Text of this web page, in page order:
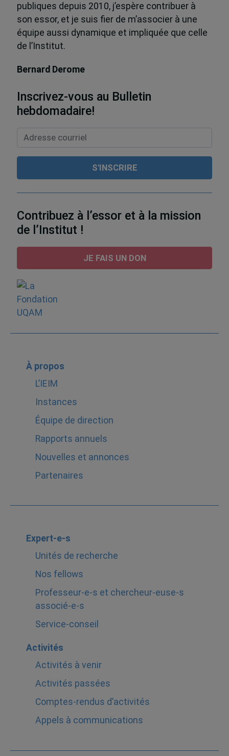
publiques depuis 2010, j’espère contribuer à
son essor, et je suis fier de m’associer à une
équipe aussi dynamique et impliquée que celle
de l’Institut.
Bernard Derome
Inscrivez-vous au Bulletin
hebdomadaire!
Contribuez à l’essor et à la mission
de l’Institut !
JE FAIS UN DON
À propos
L’IEIM
Instances
Équipe de direction
Rapports annuels
Nouvelles et annonces
Partenaires
Expert-e-s
Unités de recherche
Nos fellows
Professeur-e-s et chercheur-euse-s
associé-e-s
Service-conseil
Activités
Activités à venir
Activités passées
Comptes-rendus d’activités
Appels à communications